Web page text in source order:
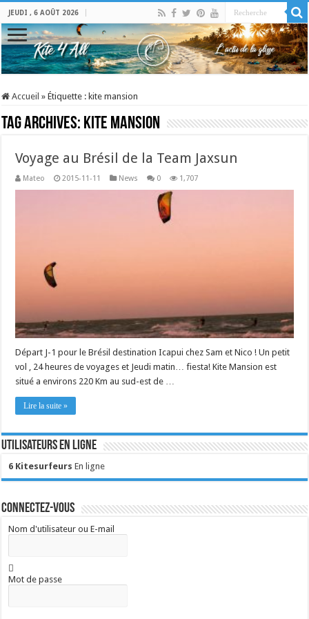
JEUDI , 6 AOÛT 2026
Accueil » Étiquette : kite mansion
Tag Archives: kite mansion
Voyage au Brésil de la Team Jaxsun
Mateo 2015-11-11 News 0 1,707
Départ J-1 pour le Brésil destination Icapui chez Sam et Nico ! Un petit
vol , 24 heures de voyages et Jeudi matin… fiesta! Kite Mansion est
situé a environs 220 Km au sud-est de …
Lire la suite »
Utilisateurs en ligne
6 Kitesurfeurs En ligne
Connectez-vous
Nom d'utilisateur ou E-mail
Mot de passe